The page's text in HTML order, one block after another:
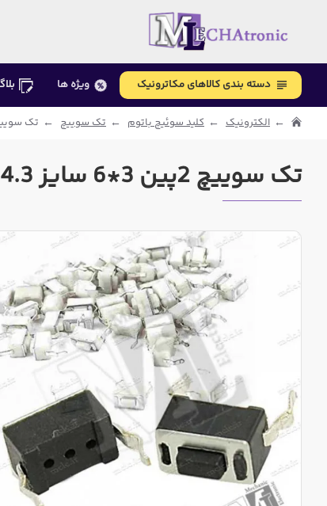
دسته بندی کالاهای مکاترونیک ویژه ها
الکترونیک کلید سوئیچ باتوم تک سوییچ تک سوییچ 2 پین 3*6 سایز 4.3
تک سوییچ 2پین 3*6 سایز 4.3 میلیمتر